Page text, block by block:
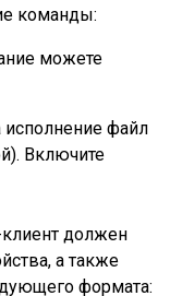
команды:
можете
исполнение файл
Включите
должен
а также
формата: